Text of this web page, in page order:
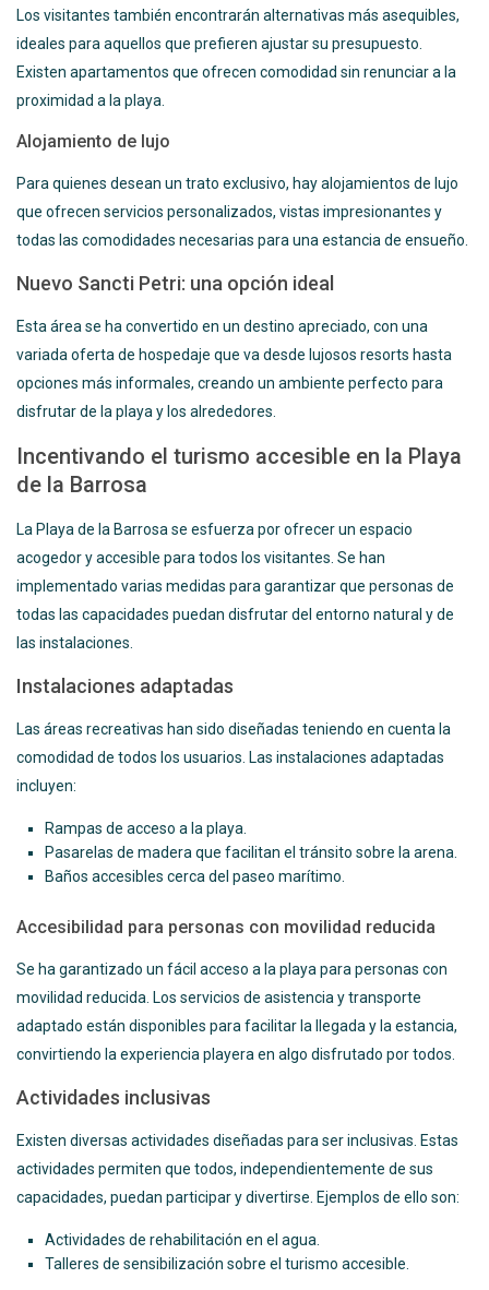
Los visitantes también encontrarán alternativas más asequibles,
ideales para aquellos que prefieren ajustar su presupuesto.
Existen apartamentos que ofrecen comodidad sin renunciar a la
proximidad a la playa.
Alojamiento de lujo
Para quienes desean un trato exclusivo, hay alojamientos de lujo
que ofrecen servicios personalizados, vistas impresionantes y
todas las comodidades necesarias para una estancia de ensueño.
Nuevo Sancti Petri: una opción ideal
Esta área se ha convertido en un destino apreciado, con una
variada oferta de hospedaje que va desde lujosos resorts hasta
opciones más informales, creando un ambiente perfecto para
disfrutar de la playa y los alrededores.
Incentivando el turismo accesible en la Playa
de la Barrosa
La Playa de la Barrosa se esfuerza por ofrecer un espacio
acogedor y accesible para todos los visitantes. Se han
implementado varias medidas para garantizar que personas de
todas las capacidades puedan disfrutar del entorno natural y de
las instalaciones.
Instalaciones adaptadas
Las áreas recreativas han sido diseñadas teniendo en cuenta la
comodidad de todos los usuarios. Las instalaciones adaptadas
incluyen:
Rampas de acceso a la playa.
Pasarelas de madera que facilitan el tránsito sobre la arena.
Baños accesibles cerca del paseo marítimo.
Accesibilidad para personas con movilidad reducida
Se ha garantizado un fácil acceso a la playa para personas con
movilidad reducida. Los servicios de asistencia y transporte
adaptado están disponibles para facilitar la llegada y la estancia,
convirtiendo la experiencia playera en algo disfrutado por todos.
Actividades inclusivas
Existen diversas actividades diseñadas para ser inclusivas. Estas
actividades permiten que todos, independientemente de sus
capacidades, puedan participar y divertirse. Ejemplos de ello son:
Actividades de rehabilitación en el agua.
Talleres de sensibilización sobre el turismo accesible.